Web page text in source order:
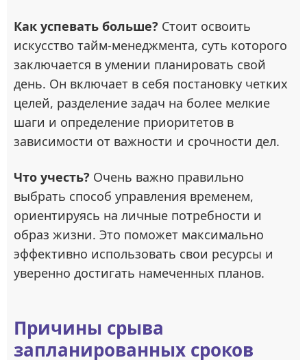
Как успевать больше? Стоит освоить
искусство тайм-менеджмента, суть которого
заключается в умении планировать свой
день. Он включает в себя постановку четких
целей, разделение задач на более мелкие
шаги и определение приоритетов в
зависимости от важности и срочности дел.
Что учесть? Очень важно правильно
выбрать способ управления временем,
ориентируясь на личные потребности и
образ жизни. Это поможет максимально
эффективно использовать свои ресурсы и
уверенно достигать намеченных планов.
Причины срыва
запланированных сроков